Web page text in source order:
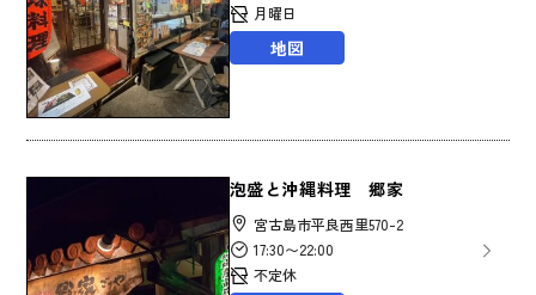
月曜日
地図
泡盛と沖縄料理 郷家
宮古島市平良西里570-2
17:30〜22:00
不定休